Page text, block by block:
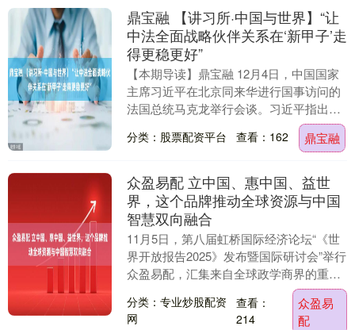
鼎宝融 【讲习所·中国与世界】“让
中法全面战略伙伴关系在‘新甲子’走
得更稳更好”
【本期导读】鼎宝融 12月4日，中国国家
主席习近平在北京同来华进行国事访问的
法国总统马克龙举行会谈。习近平指出，
中法都是有远见、有担当的独立自主大
国，是推动世界....
分类：股票配资平台 查看：162 鼎宝融
众盈易配 立中国、惠中国、益世
界，这个品牌推动全球资源与中国
智慧双向融合
11月5日，第八届虹桥国际经济论坛“《世
界开放报告2025》发布暨国际研讨会”举行
众盈易配，汇集来自全球政学商界的重量
级嘉宾，共同探讨世界开放的新趋势。 欧
加隆....
分类：专业炒股配资
网
查看：
214
众盈易
配